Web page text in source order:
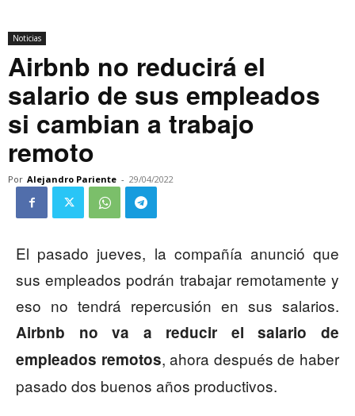
Noticias
Airbnb no reducirá el
salario de sus empleados
si cambian a trabajo
remoto
Por Alejandro Pariente - 29/04/2022
El pasado jueves, la compañía anunció que
sus empleados podrán trabajar remotamente y
eso no tendrá repercusión en sus salarios.
Airbnb no va a reducir el salario de
empleados remotos, ahora después de haber
pasado dos buenos años productivos.